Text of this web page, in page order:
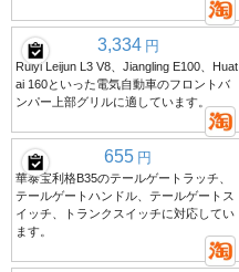
3,334 円
Ruiyi Leijun L3 V8、Jiangling E100、Huat
ai 160といった電気自動車のフロントバ
ンパー上部グリルに適しています。
655 円
華泰宝利格B35のテールゲートラッチ、
テールゲートハンドル、テールゲートス
イッチ、トランクスイッチに対応してい
ます。